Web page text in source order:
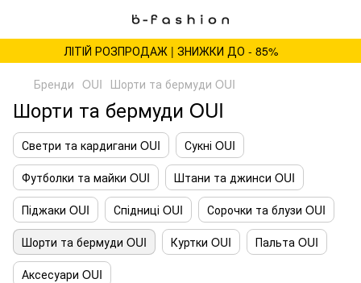
ЛІТІЙ РОЗПРОДАЖ | ЗНИЖКИ ДО - 85%
Бренди OUI Шорти та бермуди OUI
Шорти та бермуди OUI
Светри та кардигани OUI
Сукні OUI
Футболки та майки OUI
Штани та джинси OUI
Піджаки OUI
Спідниці OUI
Сорочки та блузи OUI
Шорти та бермуди OUI
Куртки OUI
Пальта OUI
Аксесуари OUI